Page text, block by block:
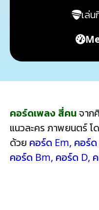
เล่น
คอร์ดเพลง สี่คนจาก
แนวละคร ภาพยนตร์ โ
ด้วย คอร์ด Em, คอร์
คอร์ด Bm, คอร์ด D,